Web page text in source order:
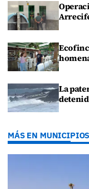
La
MÁS EN MUNICIPIOS